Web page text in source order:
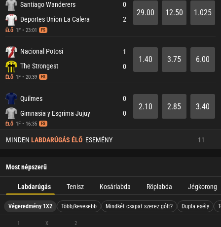
Santiago Wanderers
Deportes Union La Calera
ÉLŐ 1F • 23:01 FS
0
2
29.00 12.50 1.025
Nacional Potosi
The Strongest
ÉLŐ 1F • 20:39 FS
1
0
1.40 3.75 6.00
Quilmes
Gimnasia y Esgrima Jujuy
ÉLŐ 1F • 16:35 FS
0
0
2.10 2.85 3.40
MINDEN LABDARÚGÁS ÉLŐ ESEMÉNY 11
Most népszerű
Labdarúgás Tenisz Kosárlabda Röplabda Jégkorong
Végeredmény 1X2 Több/kevesebb Mindkét csapat szerez gólt? Dupla esély
1 X 2